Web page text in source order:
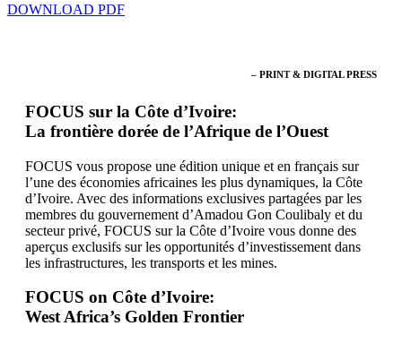
DOWNLOAD PDF
– PRINT & DIGITAL PRESS
FOCUS sur la Côte d’Ivoire:
La frontière dorée de l’Afrique de l’Ouest
FOCUS vous propose une édition unique et en français sur
l’une des économies africaines les plus dynamiques, la Côte
d’Ivoire. Avec des informations exclusives partagées par les
membres du gouvernement d’Amadou Gon Coulibaly et du
secteur privé, FOCUS sur la Côte d’Ivoire vous donne des
aperçus exclusifs sur les opportunités d’investissement dans
les infrastructures, les transports et les mines.
FOCUS on Côte d’Ivoire:
West Africa’s Golden Frontier